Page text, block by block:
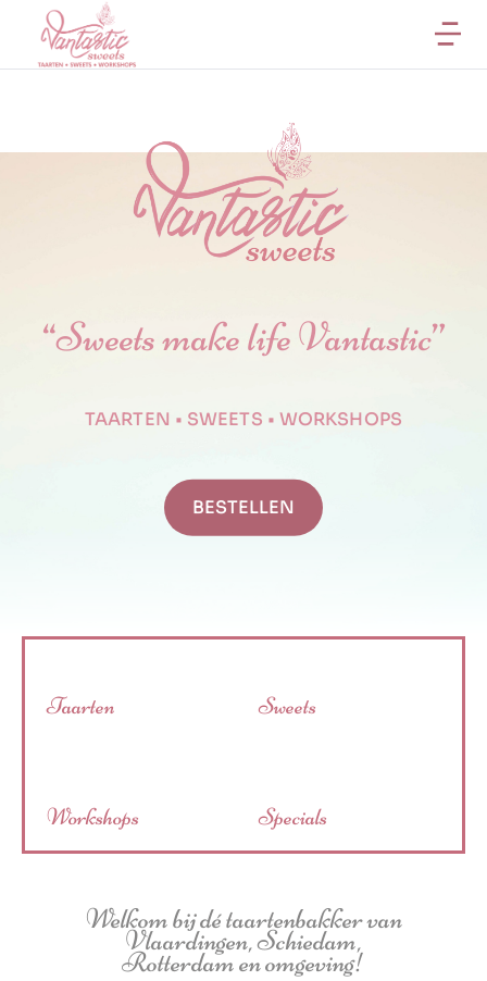
“Sweets make life Vantastic”
TAARTEN • SWEETS • WORKSHOPS
BESTELLEN
Taarten Sweets
Workshops Specials
Welkom bij dé taartenbakker van
Vlaardingen, Schiedam,
Rotterdam en omgeving!